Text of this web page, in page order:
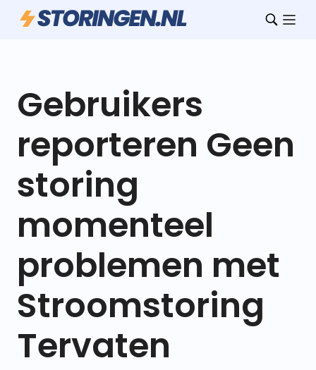
Gebruikers
reporteren Geen
storing
momenteel
problemen met
Stroomstoring
Tervaten